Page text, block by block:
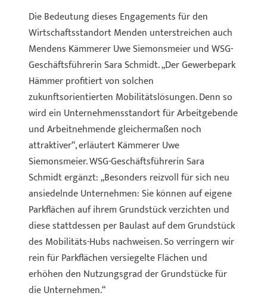
Die Bedeutung dieses Engagements für den
Wirtschaftsstandort Menden unterstreichen auch
Mendens Kämmerer Uwe Siemonsmeier und WSG-
Geschäftsführerin Sara Schmidt. „Der Gewerbepark
Hämmer profitiert von solchen
zukunftsorientierten Mobilitätslösungen. Denn so
wird ein Unternehmensstandort für Arbeitgebende
und Arbeitnehmende gleichermaßen noch
attraktiver“, erläutert Kämmerer Uwe
Siemonsmeier. WSG-Geschäftsführerin Sara
Schmidt ergänzt: „Besonders reizvoll für sich neu
ansiedelnde Unternehmen: Sie können auf eigene
Parkflächen auf ihrem Grundstück verzichten und
diese stattdessen per Baulast auf dem Grundstück
des Mobilitäts-Hubs nachweisen. So verringern wir
rein für Parkflächen versiegelte Flächen und
erhöhen den Nutzungsgrad der Grundstücke für
die Unternehmen.“